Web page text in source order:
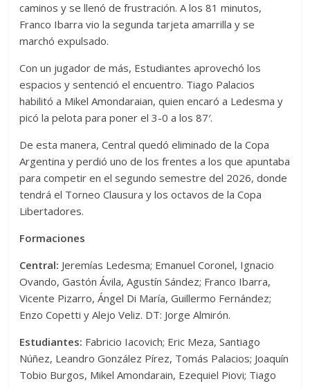
caminos y se llenó de frustración. A los 81 minutos,
Franco Ibarra vio la segunda tarjeta amarrilla y se
marchó expulsado.
Con un jugador de más, Estudiantes aprovechó los
espacios y sentenció el encuentro. Tiago Palacios
habilitó a Mikel Amondaraian, quien encaró a Ledesma y
picó la pelota para poner el 3-0 a los 87′.
De esta manera, Central quedó eliminado de la Copa
Argentina y perdió uno de los frentes a los que apuntaba
para competir en el segundo semestre del 2026, donde
tendrá el Torneo Clausura y los octavos de la Copa
Libertadores.
Formaciones
Central: Jeremías Ledesma; Emanuel Coronel, Ignacio
Ovando, Gastón Ávila, Agustín Sández; Franco Ibarra,
Vicente Pizarro, Ángel Di María, Guillermo Fernández;
Enzo Copetti y Alejo Veliz. DT: Jorge Almirón.
Estudiantes: Fabricio Iacovich; Eric Meza, Santiago
Núñez, Leandro González Pírez, Tomás Palacios; Joaquín
Tobio Burgos, Mikel Amondarain, Ezequiel Piovi; Tiago